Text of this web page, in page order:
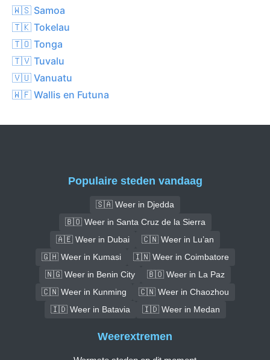
🇼🇸 Samoa
🇹🇰 Tokelau
🇹🇴 Tonga
🇹🇻 Tuvalu
🇻🇺 Vanuatu
🇼🇫 Wallis en Futuna
Populaire steden vandaag
🇸🇦 Weer in Djedda
🇧🇴 Weer in Santa Cruz de la Sierra
🇦🇪 Weer in Dubai
🇨🇳 Weer in Lu’an
🇬🇭 Weer in Kumasi
🇮🇳 Weer in Coimbatore
🇳🇬 Weer in Benin City
🇧🇴 Weer in La Paz
🇨🇳 Weer in Kunming
🇨🇳 Weer in Chaozhou
🇮🇩 Weer in Batavia
🇮🇩 Weer in Medan
Weerextremen